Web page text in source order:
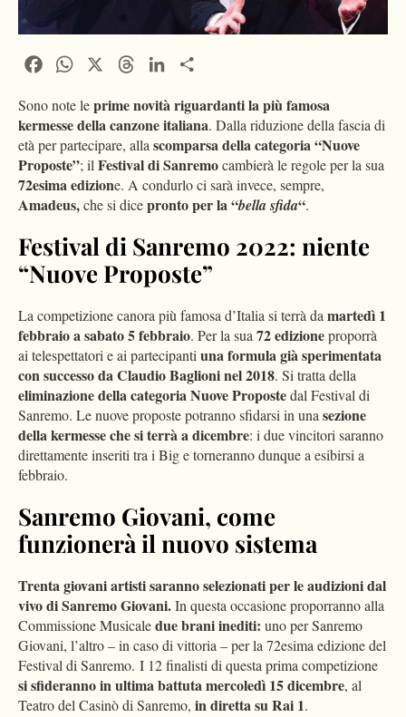
FacebookWhatsApp ThreadsLinkedIn
Sono note leprime novità riguardanti la più famosa
kermesse della canzone italiana. Dalla riduzione della fascia di
età per partecipare, allascomparsa della categoria “Nuove
Proposte”; ilFestival di Sanremocambierà le regole per la sua
72esima edizione. A condurlo ci sarà invece, sempre,
Amadeus,che si dicepronto per la “bella sfida“.
Festival di Sanremo 2022: niente
“Nuove Proposte”
La competizione canora più famosa d’Italia si terrà damartedì 1
febbraio a sabato 5 febbraio. Per la sua72 edizioneproporrà
ai telespettatori e ai partecipantiuna formula già sperimentata
con successo daClaudio Baglioni nel 2018. Si tratta della
eliminazione della categoria Nuove Propostedal Festival di
Sanremo. Le nuove proposte potranno sfidarsi in unasezione
della kermesse che si terrà a dicembre: i due vincitori saranno
direttamente inseriti tra i Big e torneranno dunque a esibirsi a
febbraio.
Sanremo Giovani, come
funzionerà il nuovo sistema
Trenta giovani artisti saranno selezionati per le audizioni dal
vivo di Sanremo Giovani.In questa occasione proporranno alla
Commissione Musicaledue brani inediti: uno per Sanremo
Giovani, l’altro – in caso di vittoria – per la 72esima edizione del
Festival di Sanremo. I 12 finalisti di questa prima competizione
si sfideranno in ultima battuta mercoledì 15 dicembre, al
Teatro del Casinò di Sanremo, in diretta su Rai 1.